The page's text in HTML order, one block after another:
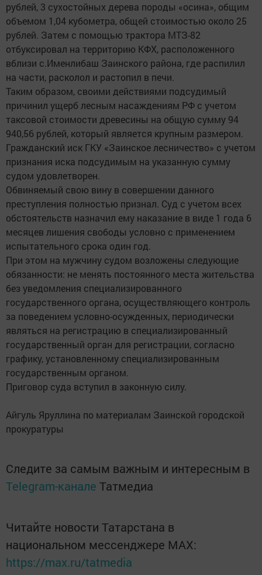
рублей, 3 сухостойных дерева породы «осина», общим
объемом 1,04 кубометра, общей стоимостью около 25
рублей. Затем с помощью трактора МТЗ-82
отбуксировал на территорию КФХ, расположенного
вблизи с.Именлибаш Заинского района, где распилил
на части, расколол и растопил в печи.
Таким образом, своими действиями подсудимый
причинил ущерб лесным насаждениям РФ с учетом
таксовой стоимости древесины на общую сумму 94
940,56 рублей, который является крупным размером.
Гражданский иск ГКУ «Заинское лесничество» с учетом
признания иска подсудимым на указанную сумму
судом удовлетворен.
Обвиняемый свою вину в совершении данного
преступления полностью признал. Суд с учетом всех
обстоятельств назначил ему наказание в виде 1 года 6
месяцев лишения свободы условно с применением
испытательного срока один год.
При этом на мужчину судом возложены следующие
обязанности: не менять постоянного места жительства
без уведомления специализированного
государственного органа, осуществляющего контроль
за поведением условно-осужденных, периодически
являться на регистрацию в специализированный
государственный орган для регистрации, согласно
графику, установленному специализированным
государственным органом.
Приговор суда вступил в законную силу.
Айгуль Яруллина по материалам Заинской городской
прокуратуры
Следите за самым важным и интересным в
Telegram-канале Татмедиа
Читайте новости Татарстана в
национальном мессенджере MАХ:
https://max.ru/tatmedia